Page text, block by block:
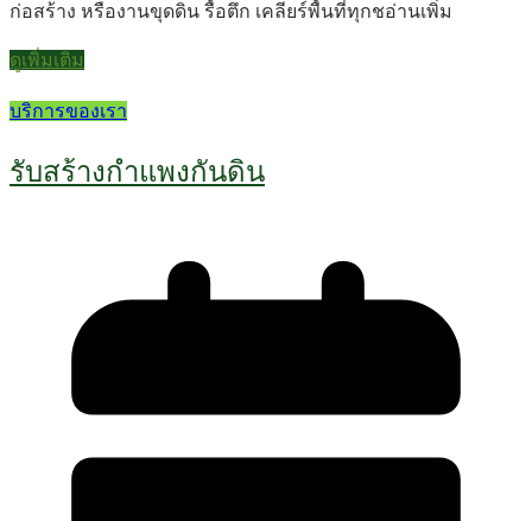
ก่อสร้าง หรืองานขุดดิน รื้อตึก เคลียร์พื้นที่ทุกชอ่านเพิ่ม
ดูเพิ่มเติม
บริการของเรา
รับสร้างกำแพงกันดิน